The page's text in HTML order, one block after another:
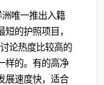
洲唯一推出入籍
的护照项目，
论热度比较高的
样的。有的高净
展速度快，适合